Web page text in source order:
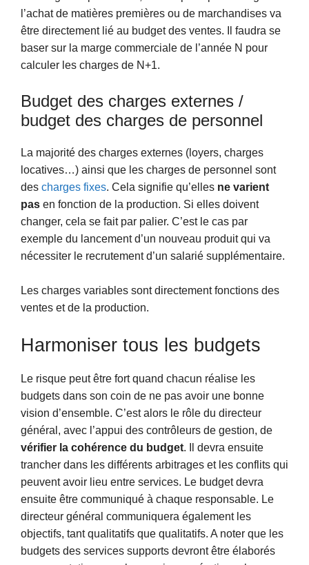
l’achat de matières premières ou de marchandises va
être directement lié au budget des ventes. Il faudra se
baser sur la marge commerciale de l’année N pour
calculer les charges de N+1.
Budget des charges externes /
budget des charges de personnel
La majorité des charges externes (loyers, charges
locatives…) ainsi que les charges de personnel sont
des charges fixes. Cela signifie qu’elles ne varient
pas en fonction de la production. Si elles doivent
changer, cela se fait par palier. C’est le cas par
exemple du lancement d’un nouveau produit qui va
nécessiter le recrutement d’un salarié supplémentaire.
Les charges variables sont directement fonctions des
ventes et de la production.
Harmoniser tous les budgets
Le risque peut être fort quand chacun réalise les
budgets dans son coin de ne pas avoir une bonne
vision d’ensemble. C’est alors le rôle du directeur
général, avec l’appui des contrôleurs de gestion, de
vérifier la cohérence du budget. Il devra ensuite
trancher dans les différents arbitrages et les conflits qui
peuvent avoir lieu entre services. Le budget devra
ensuite être communiqué à chaque responsable. Le
directeur général communiquera également les
objectifs, tant qualitatifs que qualitatifs. A noter que les
budgets des services supports devront être élaborés